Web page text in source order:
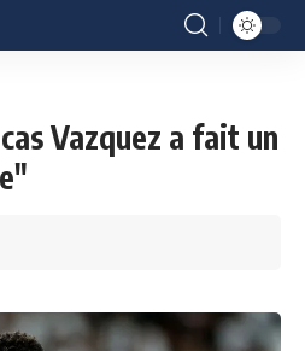
Vazquez a fait un